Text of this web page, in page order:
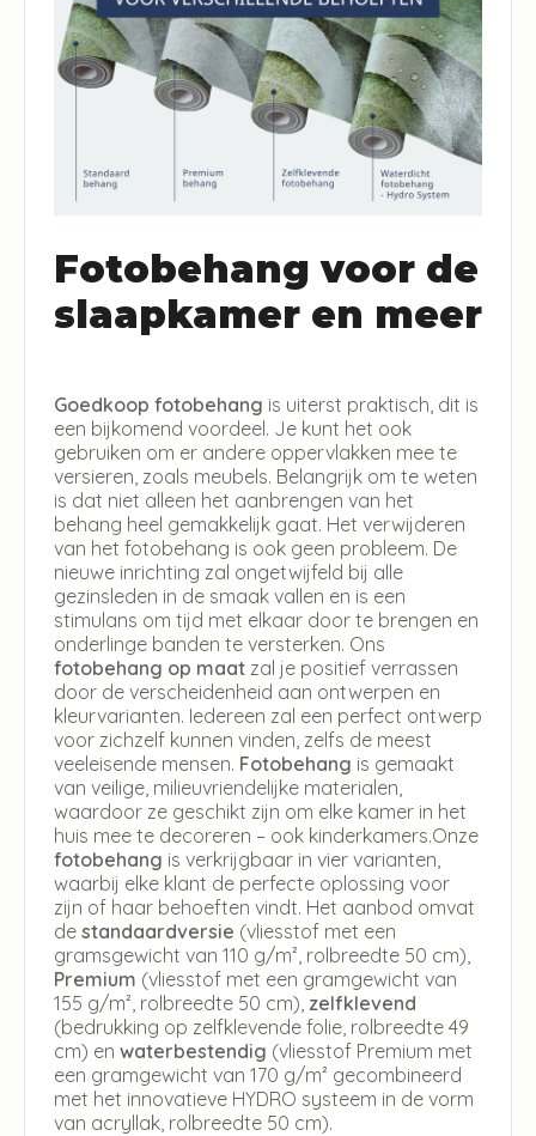
Fotobehang voor de
slaapkamer en meer
Goedkoop fotobehang is uiterst praktisch, dit is
een bijkomend voordeel. Je kunt het ook
gebruiken om er andere oppervlakken mee te
versieren, zoals meubels. Belangrijk om te weten
is dat niet alleen het aanbrengen van het
behang heel gemakkelijk gaat. Het verwijderen
van het fotobehang is ook geen probleem. De
nieuwe inrichting zal ongetwijfeld bij alle
gezinsleden in de smaak vallen en is een
stimulans om tijd met elkaar door te brengen en
onderlinge banden te versterken. Ons
fotobehang op maat zal je positief verrassen
door de verscheidenheid aan ontwerpen en
kleurvarianten. Iedereen zal een perfect ontwerp
voor zichzelf kunnen vinden, zelfs de meest
veeleisende mensen. Fotobehang is gemaakt
van veilige, milieuvriendelijke materialen,
waardoor ze geschikt zijn om elke kamer in het
huis mee te decoreren – ook kinderkamers.Onze
fotobehang is verkrijgbaar in vier varianten,
waarbij elke klant de perfecte oplossing voor
zijn of haar behoeften vindt. Het aanbod omvat
de standaardversie (vliesstof met een
gramsgewicht van 110 g/m², rolbreedte 50 cm),
Premium (vliesstof met een gramgewicht van
155 g/m², rolbreedte 50 cm), zelfklevend
(bedrukking op zelfklevende folie, rolbreedte 49
cm) en waterbestendig (vliesstof Premium met
een gramgewicht van 170 g/m² gecombineerd
met het innovatieve HYDRO systeem in de vorm
van acryllak, rolbreedte 50 cm).